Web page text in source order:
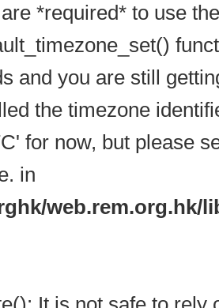
*required* to use
and you are still
the timezone
for now, but please
in
web.rem.org.hk/